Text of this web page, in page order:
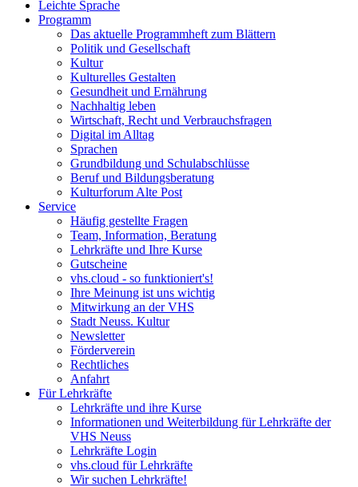
Leichte Sprache
Programm
Das aktuelle Programmheft zum Blättern
Politik und Gesellschaft
Kultur
Kulturelles Gestalten
Gesundheit und Ernährung
Nachhaltig leben
Wirtschaft, Recht und Verbrauchsfragen
Digital im Alltag
Sprachen
Grundbildung und Schulabschlüsse
Beruf und Bildungsberatung
Kulturforum Alte Post
Service
Häufig gestellte Fragen
Team, Information, Beratung
Lehrkräfte und Ihre Kurse
Gutscheine
vhs.cloud - so funktioniert's!
Ihre Meinung ist uns wichtig
Mitwirkung an der VHS
Stadt Neuss. Kultur
Newsletter
Förderverein
Rechtliches
Anfahrt
Für Lehrkräfte
Lehrkräfte und ihre Kurse
Informationen und Weiterbildung für Lehrkräfte der
VHS Neuss
Lehrkräfte Login
vhs.cloud für Lehrkräfte
Wir suchen Lehrkräfte!